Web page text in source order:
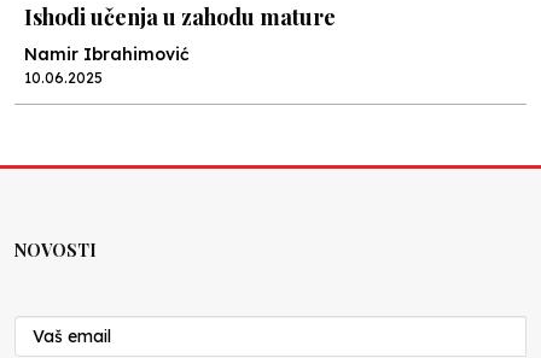
Ishodi učenja u zahodu mature
Namir Ibrahimović
10.06.2025
Nenad Veličković
29.10.2024
NOVOSTI